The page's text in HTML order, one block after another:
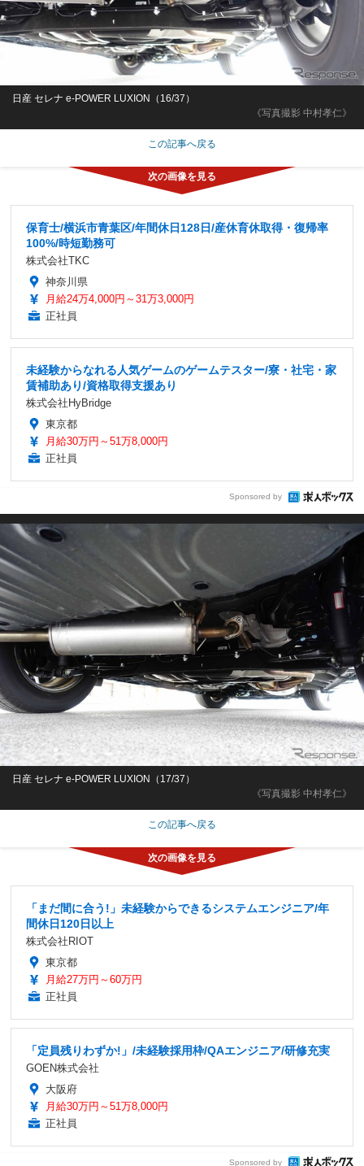
《写真撮影 中村孝仁》
日産 セレナ e-POWER LUXION（16/37）
この記事へ戻る
保育士/横浜市青葉区/年間休日128日/産休育休取得・復帰率
100%/時短勤務可
株式会社TKC
神奈川県
月給24万4,000円～31万3,000円
正社員
未経験からなれる人気ゲームのゲームテスター/寮・社宅・家
賃補助あり/資格取得支援あり
株式会社HyBridge
東京都
月給30万円～51万8,000円
正社員
Sponsored by
《写真撮影 中村孝仁》
日産 セレナ e-POWER LUXION（17/37）
この記事へ戻る
「まだ間に合う!」未経験からできるシステムエンジニア/年
間休日120日以上
株式会社RIOT
東京都
月給27万円～60万円
正社員
「定員残りわずか!」/未経験採用枠/QAエンジニア/研修充実
GOEN株式会社
大阪府
月給30万円～51万8,000円
正社員
Sponsored by